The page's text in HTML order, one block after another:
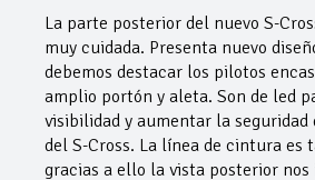
La parte posterior del nuevo S-
muy cuidada. Presenta nuevo
debemos destacar los pilotos
amplio portón y aleta. Son de led
visibilidad y aumentar la seguridad
del S-Cross. La línea de cintura es
gracias a ello la vista posterior nos